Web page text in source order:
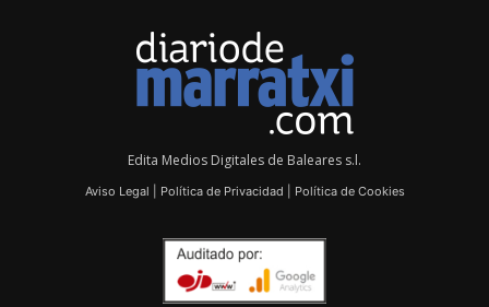
Edita Medios Digitales de Baleares s.l.
Aviso Legal Política de Privacidad Política de Cookies